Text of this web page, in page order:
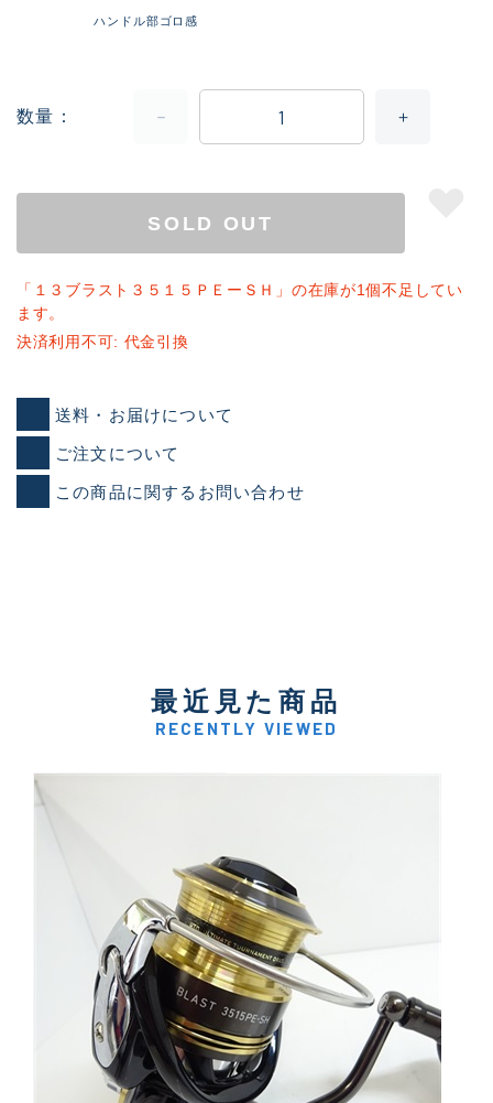
ハンドル部ゴロ感
数量
SOLD OUT
「１３ブラスト３５１５ＰＥーＳＨ」の在庫が1個不足してい
ます。
決済利用不可: 代金引換
送料・お届けについて
ご注文について
この商品に関するお問い合わせ
最近見た商品
RECENTLY VIEWED